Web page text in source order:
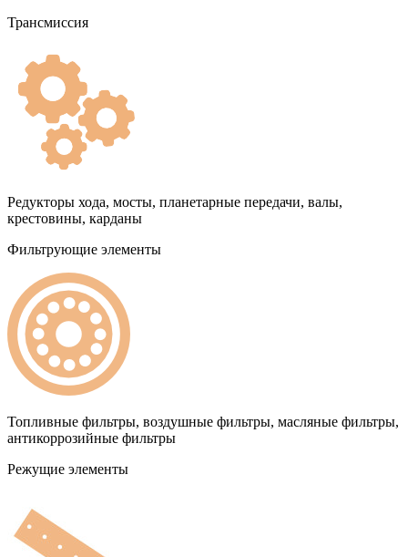
Трансмиссия
Редукторы хода, мосты, планетарные передачи, валы,
крестовины, карданы
Фильтрующие элементы
Топливные фильтры, воздушные фильтры, масляные фильтры,
антикоррозийные фильтры
Режущие элементы